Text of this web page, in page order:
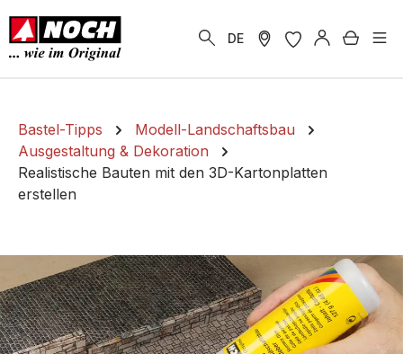
springen
DE
Bastel-Tipps
Modell-Landschaftsbau
Ausgestaltung & Dekoration
Realistische Bauten mit den 3D-Kartonplatten
erstellen